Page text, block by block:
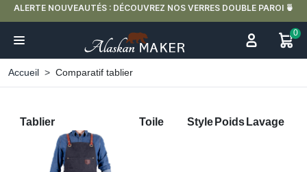
ALERTE NOUVEAUTÉS : DÉCOUVREZ NOS VERRES DOUBLE PAROI 🍵
0
Accueil Comparatif tablier
Tablier Toile Style Poids Lavage